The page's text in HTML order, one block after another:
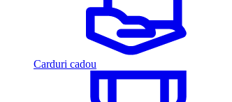
Carduri cadou